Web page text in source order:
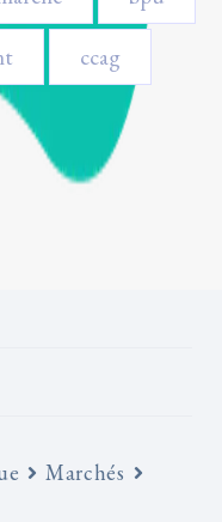
ccag
Marchés